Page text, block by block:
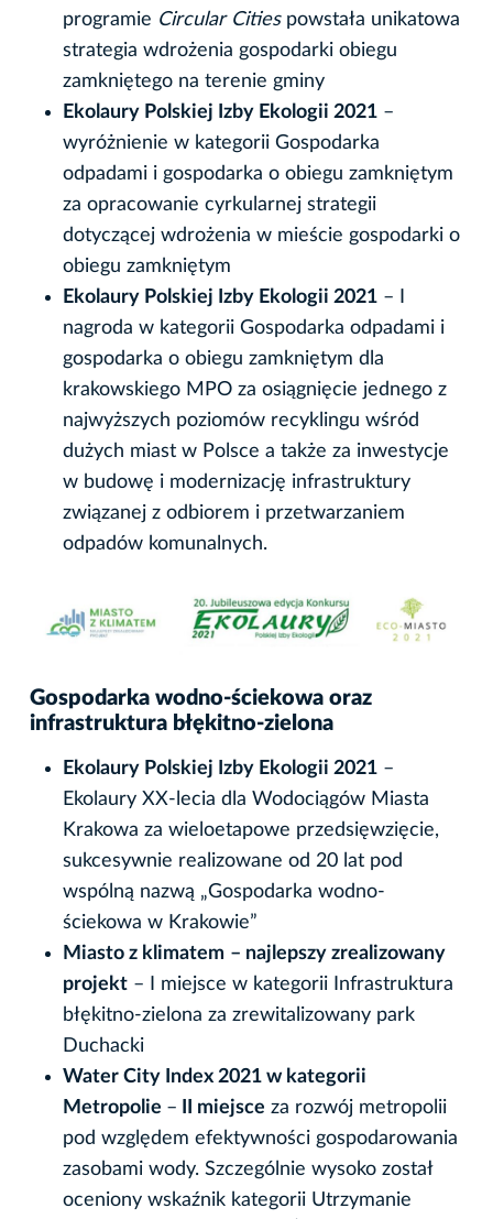
programie Circular Citiespowstała unikatowa
strategia wdrożenia gospodarki obiegu
zamkniętego na terenie gminy
Ekolaury Polskiej Izby Ekologii 2021 –
wyróżnienie w kategorii Gospodarka
odpadami i gospodarka o obiegu zamkniętym
za opracowanie cyrkularnej strategii
dotyczącej wdrożenia w mieście gospodarki o
obiegu zamkniętym
Ekolaury Polskiej Izby Ekologii 2021 – I
nagroda w kategorii Gospodarka odpadami i
gospodarka o obiegu zamkniętym dla
krakowskiego MPO za osiągnięcie jednego z
najwyższych poziomów recyklingu wśród
dużych miast w Polsce a także za inwestycje
w budowę i modernizację infrastruktury
związanej z odbiorem i przetwarzaniem
odpadów komunalnych.
Gospodarka wodno-ściekowa oraz
infrastruktura błękitno-zielona
Ekolaury Polskiej Izby Ekologii 2021 –
Ekolaury XX-lecia dla Wodociągów Miasta
Krakowa za wieloetapowe przedsięwzięcie,
sukcesywnie realizowane od 20 lat pod
wspólną nazwą „Gospodarka wodno-
ściekowa w Krakowie”
Miasto z klimatem – najlepszy zrealizowany
projekt – I miejsce w kategorii Infrastruktura
błękitno-zielona za zrewitalizowany park
Duchacki
Water City Index 2021 w kategorii
Metropolie – II miejsce za rozwój metropolii
pod względem efektywności gospodarowania
zasobami wody. Szczególnie wysoko został
oceniony wskaźnik kategorii Utrzymanie